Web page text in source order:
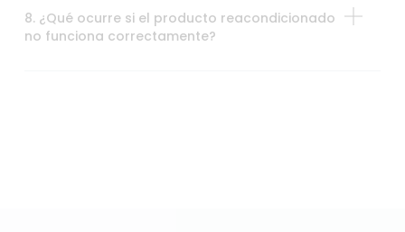
8. ¿Qué ocurre si el producto reacondicionado
no funciona correctamente?